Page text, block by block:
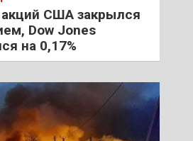
США закрылся
Dow Jones
на 0,17%